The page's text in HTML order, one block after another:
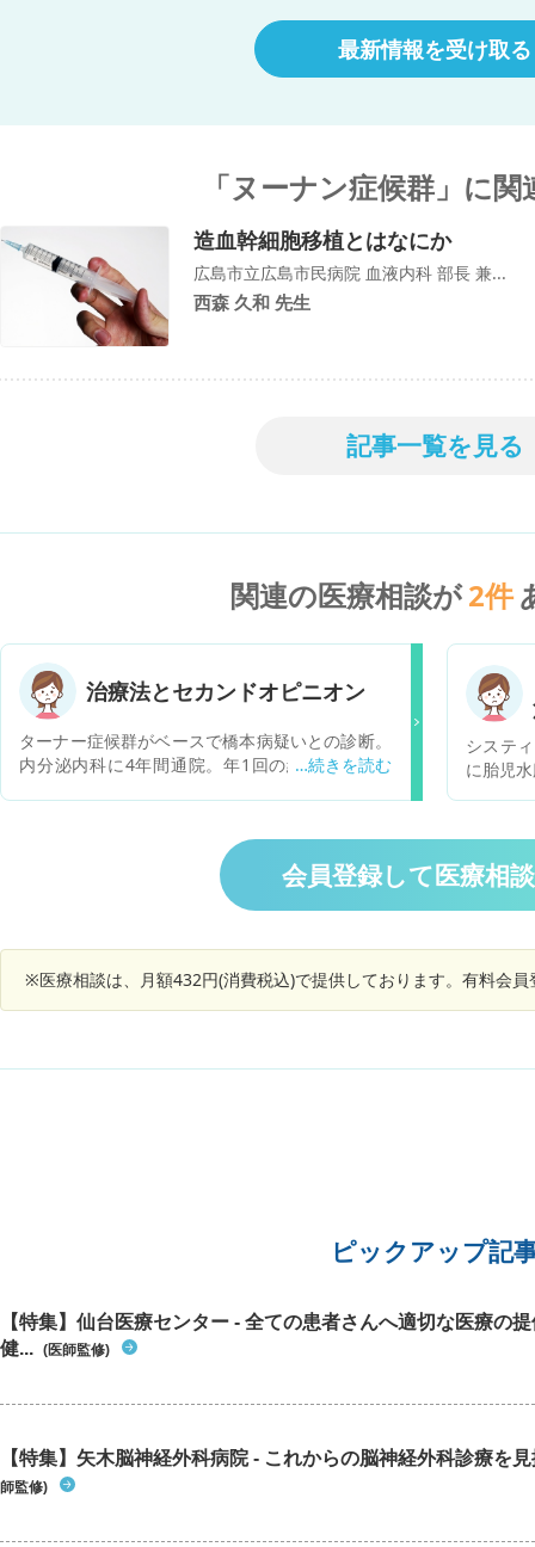
最新情報を受け取る
「ヌーナン症候群」に
造血幹細胞移植とはなにか
広島市立広島市民病院 血液内科 部長 兼...
西森 久和 先生
記事一覧を見る
関連の医療相談が2件
治療法とセカンドオピニオン
ターナー症候群がベースで橋本病疑いとの診断。
内分泌内科に4年間通院。年1回の経過観察でし
葉に結節状の腫瘍が確認され、現在生検結果待ち
です。悪性リンパ腫の可能性が高いとのことで
す。もし、悪性リンパ腫と特定された場合、化学
療法・放射線治療など行うと思いますが、治療方
ミングはいつがいいでしょか？
システ
に胎児
肺を圧
は心臓
できな
き、こ
会員登録して医療相
※医療相談は、月額432円(消費税込)で提供しております。有料会
ピックアップ記
【特集】仙台医療センター - 全ての患者さんへ適切な医療の
健... (医師監修)
【特集】矢木脳神経外科病院 - これからの脳神経外科診療を
師監修)